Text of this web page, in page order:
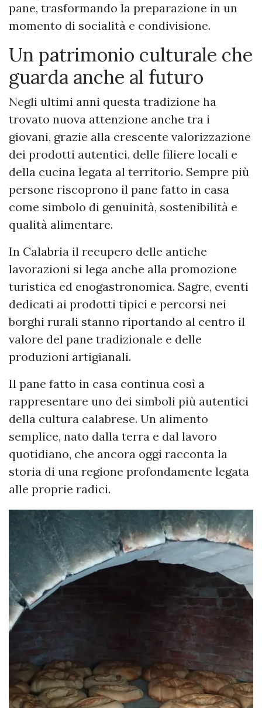
pane, trasformando la preparazione in un
momento di socialità e condivisione.
Un patrimonio culturale che
guarda anche al futuro
Negli ultimi anni questa tradizione ha
trovato nuova attenzione anche tra i
giovani, grazie alla crescente valorizzazione
dei prodotti autentici, delle filiere locali e
della cucina legata al territorio. Sempre più
persone riscoprono il pane fatto in casa
come simbolo di genuinità, sostenibilità e
qualità alimentare.
In Calabria il recupero delle antiche
lavorazioni si lega anche alla promozione
turistica ed enogastronomica. Sagre, eventi
dedicati ai prodotti tipici e percorsi nei
borghi rurali stanno riportando al centro il
valore del pane tradizionale e delle
produzioni artigianali.
Il pane fatto in casa continua così a
rappresentare uno dei simboli più autentici
della cultura calabrese. Un alimento
semplice, nato dalla terra e dal lavoro
quotidiano, che ancora oggi racconta la
storia di una regione profondamente legata
alle proprie radici.